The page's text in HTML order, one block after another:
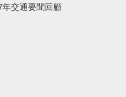
年交通要聞回顧